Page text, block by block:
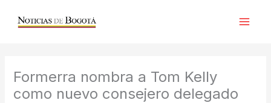
Formerra nombra a Tom Kelly
como nuevo consejero delegado